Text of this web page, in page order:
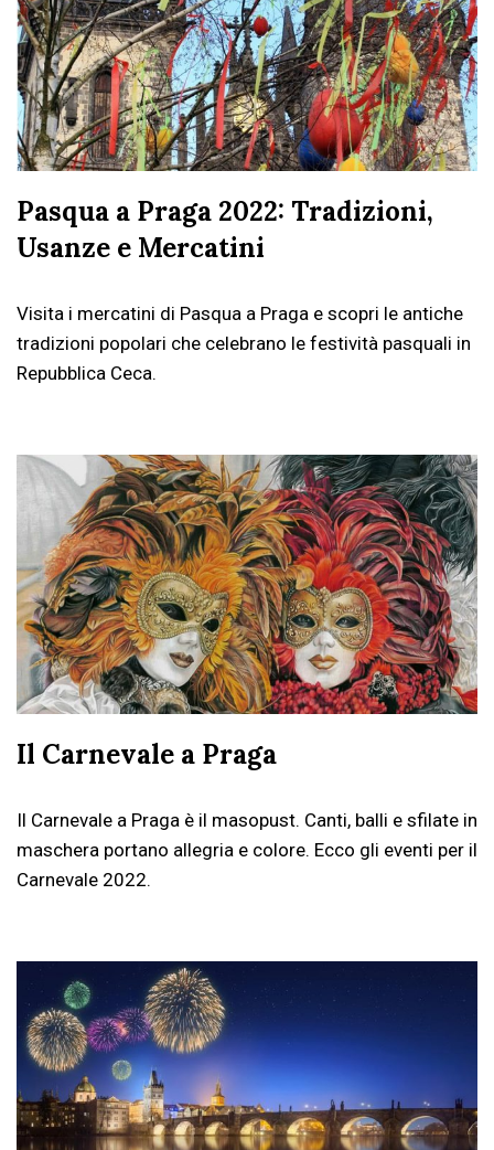
Pasqua a Praga 2022: Tradizioni,
Usanze e Mercatini
Visita i mercatini di Pasqua a Praga e scopri le antiche
tradizioni popolari che celebrano le festività pasquali in
Repubblica Ceca.
Il Carnevale a Praga
Il Carnevale a Praga è il masopust. Canti, balli e sfilate in
maschera portano allegria e colore. Ecco gli eventi per il
Carnevale 2022.